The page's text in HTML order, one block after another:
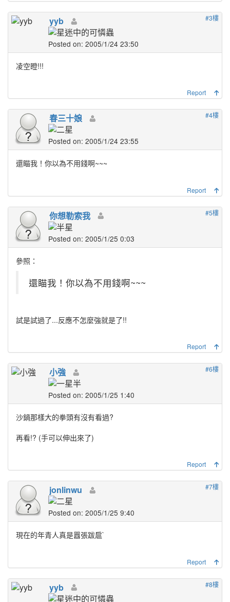
#3樓
yyb
Posted on: 2005/1/24 23:50
凌空瞪!!!
Report
#4樓
春三十娘
Posted on: 2005/1/24 23:55
還瞄我！你以為不用錢啊~~~
Report
#5樓
你想勒索我
Posted on: 2005/1/25 0:03
參照：
還瞄我！你以為不用錢啊~~~
試是試過了...反應不怎麼強就是了!!
Report
#6樓
小強
Posted on: 2005/1/25 1:40
沙鍋那樣大的拳頭有沒有看過?
再看!? (手可以伸出來了)
Report
#7樓
jonlinwu
Posted on: 2005/1/25 9:40
現在的年青人真是囂張跋扈`
Report
#8樓
yyb